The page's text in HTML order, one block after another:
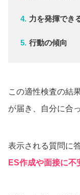
力を発揮でき
行動の傾向
この適性検査の結
が届き、自分に合
表示される質問に
ES作成や面接に不